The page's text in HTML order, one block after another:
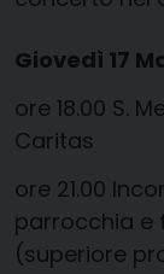
Giovedì 17
ore 18.00 S.
Caritas
ore 21.00
parrocchia e
(superiore